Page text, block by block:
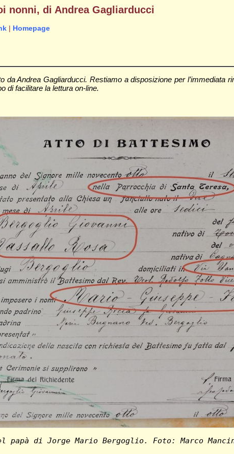
nonni, di Andrea Gagliarducci
| Homepage
da Andrea Gagliarducci. Restiamo a disposizione per
di facilitare la lettura on-line.
di Jorge Mario Bergoglio. Foto: Marco